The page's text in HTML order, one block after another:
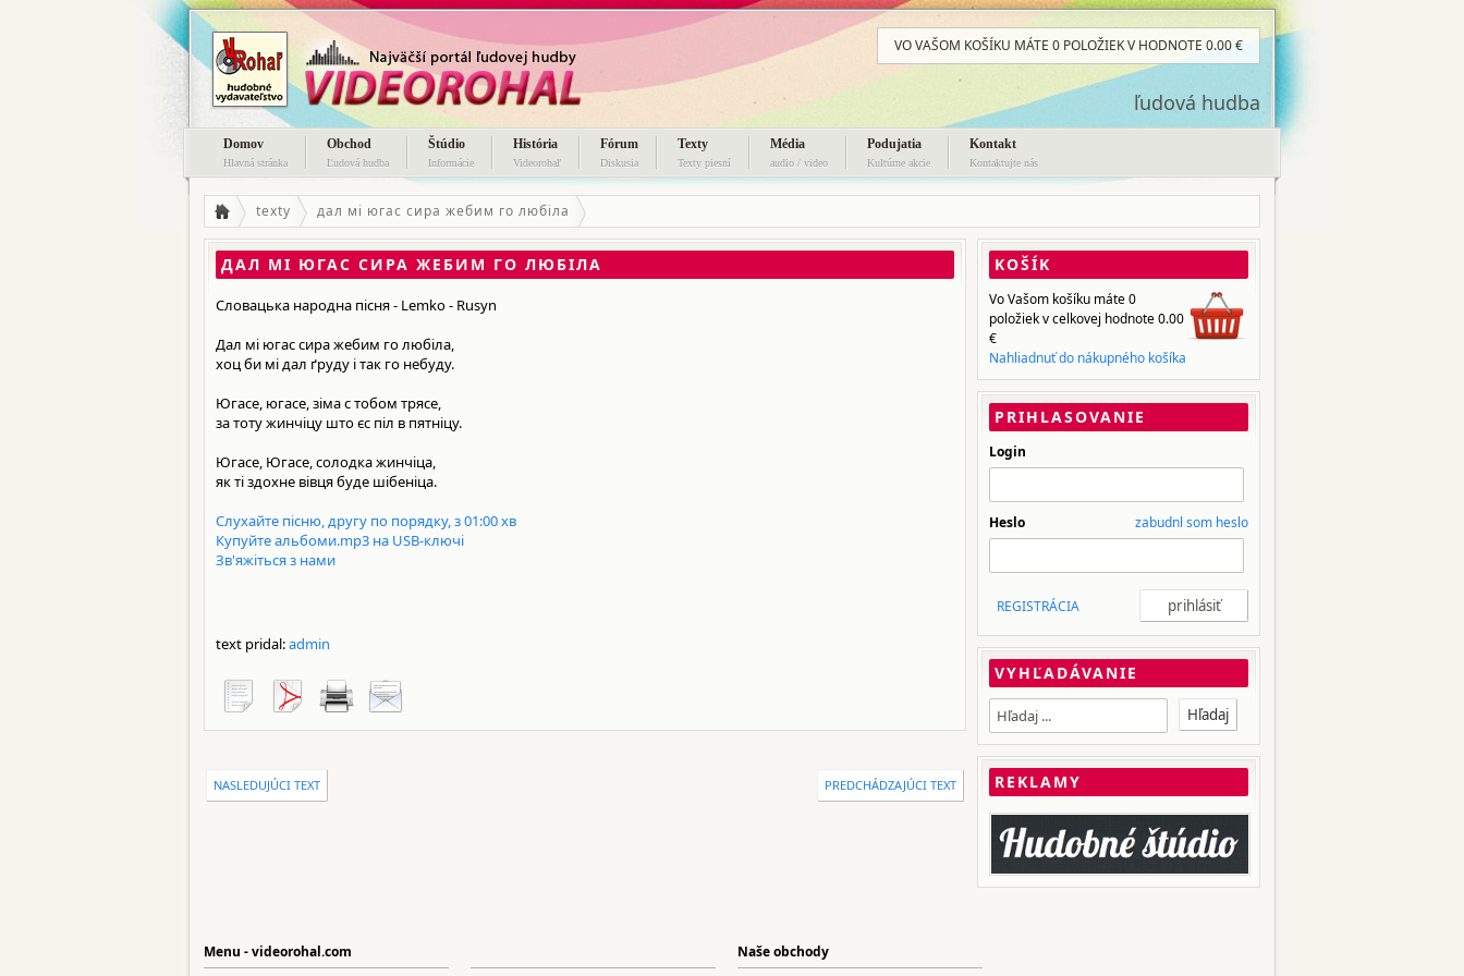
ľudová hudba
Domov
Hlavná stránka
Obchod
Ľudová hudba
Štúdio
Informácie
História
Videorohaľ
Fórum
Diskusia
Texty
Texty piesní
Média
audio / video
Podujatia
Kultúrne akcie
Kontakt
Kontaktujte nás
VO VAŠOM KOŠÍKU MÁTE 0 POLOŽIEKV HODNOTE 0.00€
texty дал мі югас сира жебим го любіла
ДАЛ МІ ЮГАС СИРА ЖЕБИМ ГО ЛЮБІЛА
Словацька народна пісня - Lemko - Rusyn
Дал мі югас сира жебим го любіла,
хоц би мі дал ґруду і так го небуду.
Югасе, югасе, зіма с тобом трясе,
за тоту жинчіцу што єс піл в пятніцу.
Югасе, Югасе, солодка жинчіца,
як ті здохне вівця буде шібеніца.
Слухайте пісню, другу по порядку, з 01:00 хв
Купуйте альбоми.mp3 на USB-ключі
Зв'яжіться з нами
text pridal:admin
PREDCHÁDZAJÚCI TEXT
NASLEDUJÚCI TEXT
KOŠÍK
Vo Vašom košíku máte0
položiekv celkovej hodnote0.00
€
Nahliadnuť do nákupného košíka
PRIHLASOVANIE
Login
Heslo zabudnl som heslo
REGISTRÁCIA
VYHĽADÁVANIE
REKLAMY
Menu - videorohal.com Naše obchody